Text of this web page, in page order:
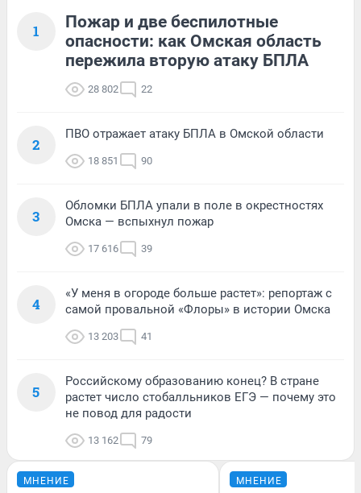
1
Пожар и две беспилотные
опасности: как Омская область
пережила вторую атаку БПЛА
28 802 22
2
ПВО отражает атаку БПЛА в Омской области
18 851 90
3
Обломки БПЛА упали в поле в окрестностях
Омска — вспыхнул пожар
17 616 39
4
«У меня в огороде больше растет»: репортаж с
самой провальной «Флоры» в истории Омска
13 203 41
5
Российскому образованию конец? В стране
растет число стобалльников ЕГЭ — почему это
не повод для радости
13 162 79
МНЕНИЕ МНЕНИЕ